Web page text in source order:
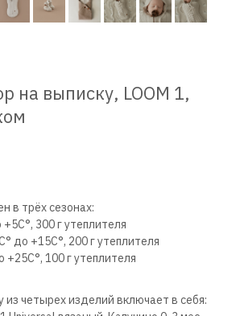
на выписку, LOOM 1,
в трёх сезонах:
300 г утеплителя
до +15С°, 200 г утеплителя
100 г утеплителя
из четырех изделий включает в себя: